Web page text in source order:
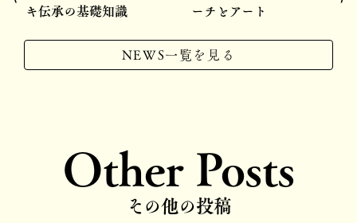
キ伝承の基礎知識
NEWS一覧を見る
ーチとアート
Other Posts
その他の投稿